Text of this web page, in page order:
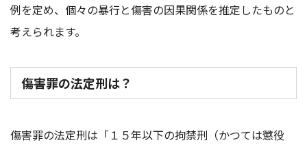
例を定め、個々の暴行と傷害の因果関係を推定したものと
考えられます。
傷害罪の法定刑は？
傷害罪の法定刑は「１５年以下の拘禁刑（かつては懲役